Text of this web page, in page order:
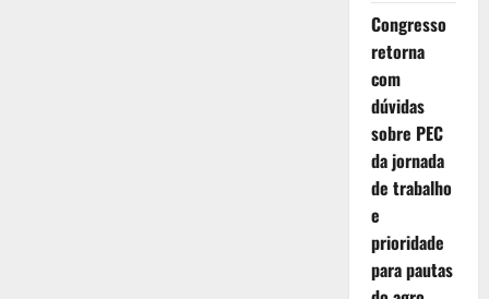
Congresso
retorna
com
dúvidas
sobre PEC
da jornada
de trabalho
e
prioridade
para pautas